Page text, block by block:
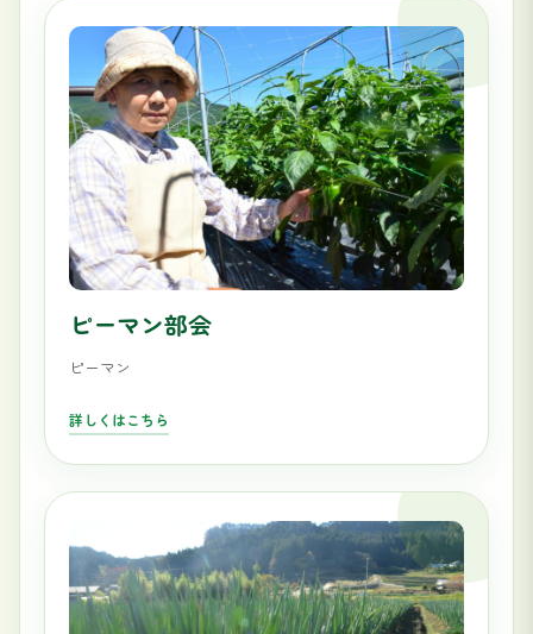
ピーマン部会
ピーマン
詳しくはこちら